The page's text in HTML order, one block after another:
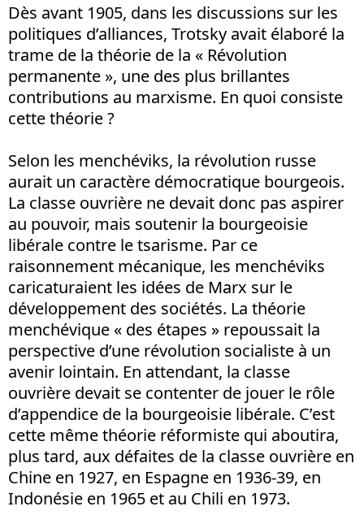
Dès avant 1905, dans les discussions sur les
politiques d’alliances, Trotsky avait élaboré la
trame de la théorie de la « Révolution
permanente », une des plus brillantes
contributions au marxisme. En quoi consiste
cette théorie ?
Selon les menchéviks, la révolution russe
aurait un caractère démocratique bourgeois.
La classe ouvrière ne devait donc pas aspirer
au pouvoir, mais soutenir la bourgeoisie
libérale contre le tsarisme. Par ce
raisonnement mécanique, les menchéviks
caricaturaient les idées de Marx sur le
développement des sociétés. La théorie
menchévique « des étapes » repoussait la
perspective d’une révolution socialiste à un
avenir lointain. En attendant, la classe
ouvrière devait se contenter de jouer le rôle
d’appendice de la bourgeoisie libérale. C’est
cette même théorie réformiste qui aboutira,
plus tard, aux défaites de la classe ouvrière en
Chine en 1927, en Espagne en 1936-39, en
Indonésie en 1965 et au Chili en 1973.